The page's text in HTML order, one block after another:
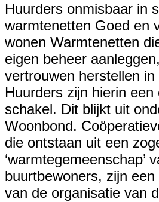
Huurders onmisbaar in
warmtenetten Goed en
wonen Warmtenetten
eigen beheer
vertrouwen herstellen
Huurders zijn hierin een
schakel. Dit blijkt uit
Woonbond.
die ontstaan uit een
‘warmtegemeenschap’
buurtbewoners, zijn
van de organisatie van